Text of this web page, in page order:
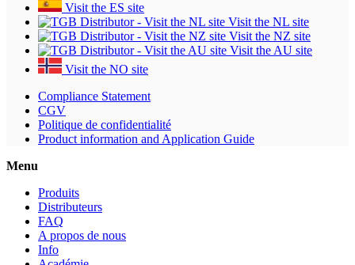
Visit the ES site
Visit the NL site
Visit the NZ site
Visit the AU site
Visit the NO site
Compliance Statement
CGV
Politique de confidentialité
Product information and Application Guide
Menu
Produits
Distributeurs
FAQ
A propos de nous
Info